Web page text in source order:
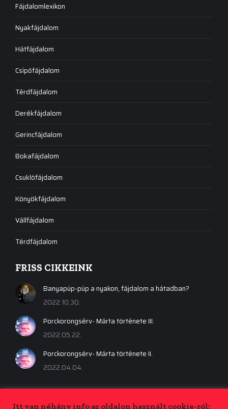
Fájdalomlexikon
Nyakfájdalom
Hátfájdalom
Csípőfájdalom
Térdfájdalom
Derékfájdalom
Gerincfájdalom
Bokafájdalom
Csuklófájdalom
Könyökfájdalom
Vállfájdalom
Térdfájdalom
FRISS CIKKEINK
Banyapúp-púp a nyakon, fájdalom a hátadban?
2022.10.30.
Porckorongsérv- Márta története III.
2022.05.22.
Porckorongsérv- Márta története II.
2022.04.04.
Itt van néhány info az oldalon használt cookie-ról: